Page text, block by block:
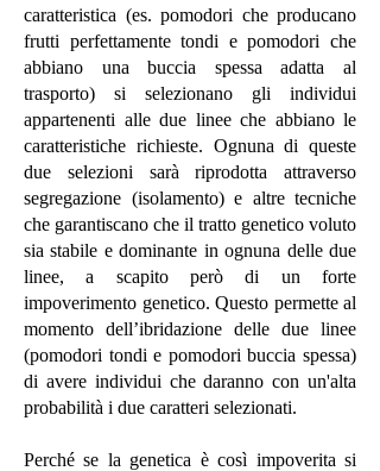
caratteristica (es. pomodori che producano
frutti perfettamente tondi e pomodori che
abbiano una buccia spessa adatta al
trasporto) si selezionano gli individui
appartenenti alle due linee che abbiano le
caratteristiche richieste. Ognuna di queste
due selezioni sarà riprodotta attraverso
segregazione (isolamento) e altre tecniche
che garantiscano che il tratto genetico voluto
sia stabile e dominante in ognuna delle due
linee, a scapito però di un forte
impoverimento genetico. Questo permette al
momento dell’ibridazione delle due linee
(pomodori tondi e pomodori buccia spessa)
di avere individui che daranno con un'alta
probabilità i due caratteri selezionati.
Perché se la genetica è così impoverita si